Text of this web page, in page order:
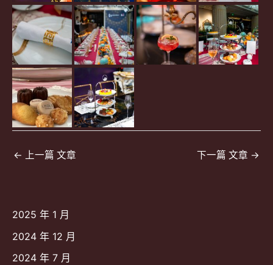
2025 年 1 月
2024 年 12 月
2024 年 7 月
文
← 上一篇 文章 下一篇 文章 →